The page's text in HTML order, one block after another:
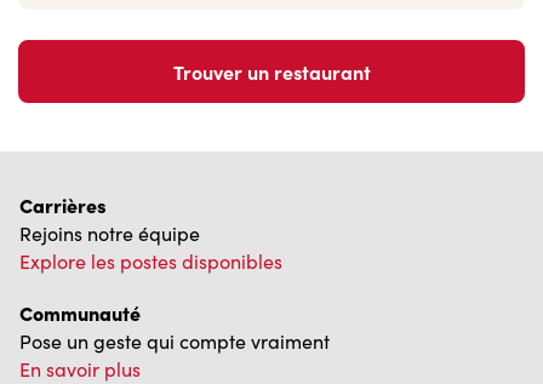
Trouver un restaurant
Carrières
Rejoins notre équipe
Explore les postes disponibles
Communauté
Pose un geste qui compte vraiment
En savoir plus